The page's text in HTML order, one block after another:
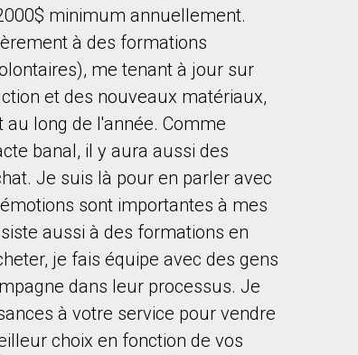
minimum annuellement.
à des formations
me tenant à jour sur
et des nouveaux matériaux,
long de l'année. Comme
banal, il y aura aussi des
Je suis là pour en parler avec
sont importantes à mes
aussi à des formations en
je fais équipe avec des gens
dans leur processus. Je
à votre service pour vendre
choix en fonction de vos